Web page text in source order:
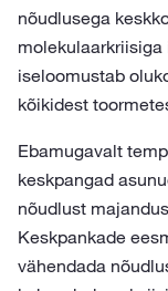
nõudlusega
iseloomustab
kõikidest
Ebamugavalt
keskpangad
nõudlust
Keskpankade
vähendada